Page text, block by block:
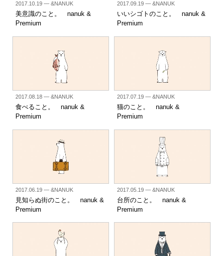
2017.10.19— &NANUK
美意識のこと。 nanuk &
Premium
2017.09.19— &NANUK
いいシゴトのこと。 nanuk &
Premium
2017.08.18— &NANUK
食べること。 nanuk &
Premium
2017.07.19— &NANUK
猫のこと。 nanuk &
Premium
2017.06.19— &NANUK
見知らぬ街のこと。 nanuk &
Premium
2017.05.19— &NANUK
台所のこと。 nanuk &
Premium